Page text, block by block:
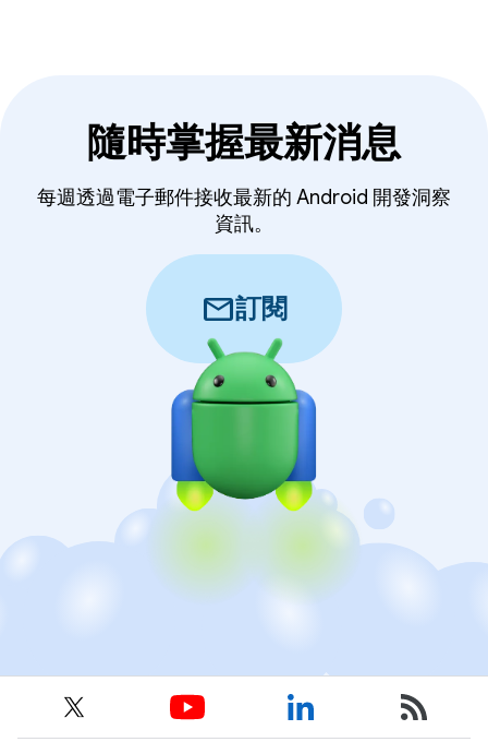
隨時掌握最新消息
每週透過電子郵件接收最新的 Android 開發洞察
資訊。
mail訂閱